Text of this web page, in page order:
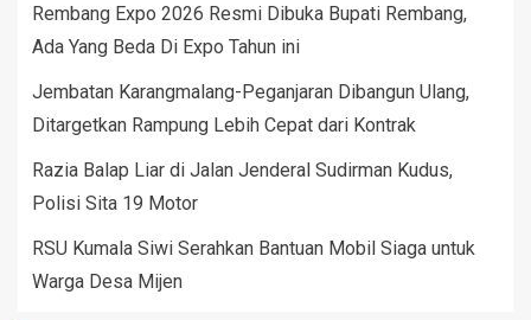
Rembang Expo 2026 Resmi Dibuka Bupati Rembang,
Ada Yang Beda Di Expo Tahun ini
Jembatan Karangmalang-Peganjaran Dibangun Ulang,
Ditargetkan Rampung Lebih Cepat dari Kontrak
Razia Balap Liar di Jalan Jenderal Sudirman Kudus,
Polisi Sita 19 Motor
RSU Kumala Siwi Serahkan Bantuan Mobil Siaga untuk
Warga Desa Mijen